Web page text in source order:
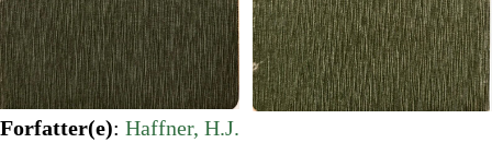
Forfatter(e): Haffner, H.J.